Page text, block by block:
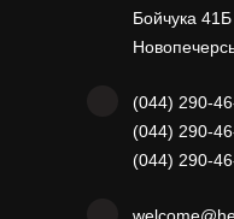
Бойчука
(044) 290-
(044) 290-
(044) 290-